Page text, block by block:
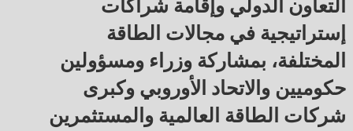
التعاون الدولي وإقامة شراكات
إستراتيجية في مجالات الطاقة
المختلفة، بمشاركة وزراء ومسؤولين
حكوميين والاتحاد الأوروبي وكبرى
شركات الطاقة العالمية والمستثمرين